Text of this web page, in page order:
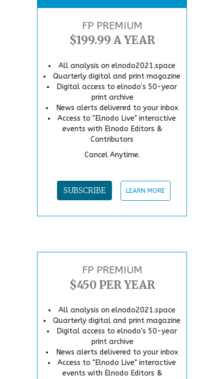
FP PREMIUM
$199.99 A YEAR
All analysis on elnodo2021.space
Quarterly digital and print magazine
Digital access to elnodo's 50-year
print archive
News alerts delivered to your inbox
Access to "Elnodo Live" interactive
events with Elnodo Editors &
Contributors
Cancel Anytime.
SUBSCRIBE LEARN MORE
FP PREMIUM
$450 PER YEAR
All analysis on elnodo2021.space
Quarterly digital and print magazine
Digital access to elnodo's 50-year
print archive
News alerts delivered to your inbox
Access to "Elnodo Live" interactive
events with Elnodo Editors &